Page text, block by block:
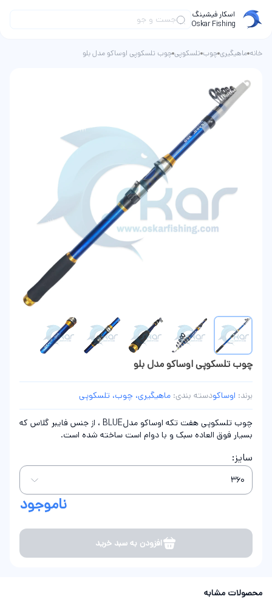
اسکار فیشینگ
Oskar Fishing
خانه ماهیگیری چوب تلسکوپی چوب تلسکوپی اوساکو مدل بلو
چوب تلسکوپی اوساکو مدل بلو
برند: اوساکودسته بندی: ماهیگیری، چوب، تلسکوپی
چوب تلسکوپی هفت تکه اوساکو مدلBLUE ، از جنس فایبر گلاس که
بسیار فوق العاده سبک و با دوام است ساخته شده است.
سایز:
ناموجود
افزودن به سبد خرید
محصولات مشابه